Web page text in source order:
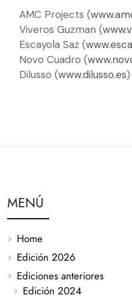
AMC Projects (
Viveros Guzman (
Escayola Saz (
Novo Cuadro (
Dilusso (www.dilusso.es)
MENÚ
Home
Edición 2026
Ediciones anteriores
Edición 2024